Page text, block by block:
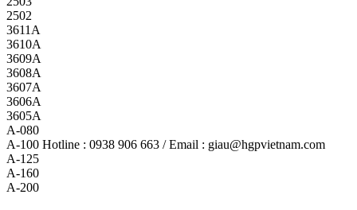
2502
3611A
3610A
3609A
3608A
3607A
3606A
3605A
A-080
A-100 Hotline : 0938 906 663 / Email : giau@hgpvietnam.com
A-125
A-160
A-200